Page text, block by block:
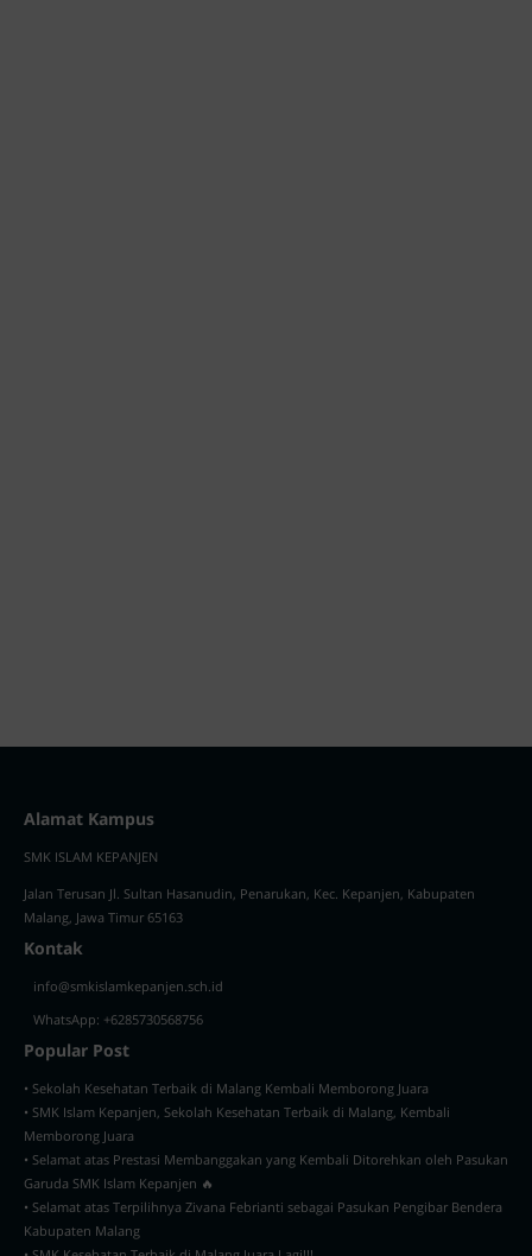
Alamat Kampus
SMK ISLAM KEPANJEN
Jalan Terusan Jl. Sultan Hasanudin, Penarukan, Kec. Kepanjen, Kabupaten
Malang, Jawa Timur 65163
Kontak
info@smkislamkepanjen.sch.id
WhatsApp: +6285730568756
Popular Post
• Sekolah Kesehatan Terbaik di Malang Kembali Memborong Juara
• SMK Islam Kepanjen, Sekolah Kesehatan Terbaik di Malang, Kembali
Memborong Juara
• Selamat atas Prestasi Membanggakan yang Kembali Ditorehkan oleh Pasukan
Garuda SMK Islam Kepanjen 🔥
• Selamat atas Terpilihnya Zivana Febrianti sebagai Pasukan Pengibar Bendera
Kabupaten Malang